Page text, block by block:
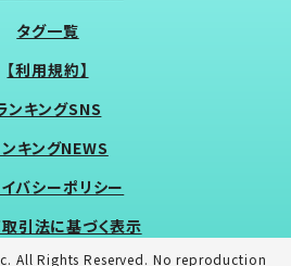
タグ一覧
【利用規約】
ンキングSNS
キングNEWS
バシーポリシー
引法に基づく表示
All Rights Reserved. No reproduction